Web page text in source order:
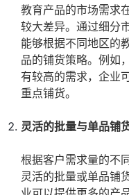
教育产品的市场需求
较大差异。通过细分
能够根据不同地区的
品的铺货策略。例如
有较高的需求，企业
重点铺货。
灵活的批量与单品铺
根据客户需求量的不
灵活的批量或单品铺